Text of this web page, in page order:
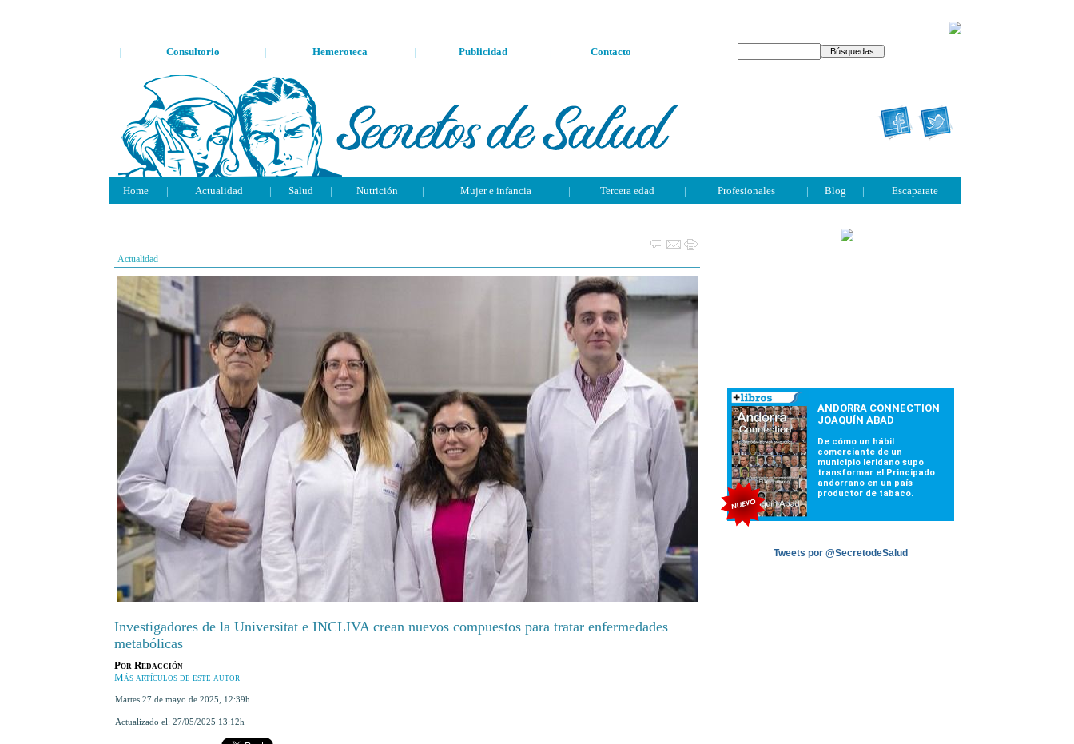
| Consultorio | Hemeroteca | Publicidad | Contacto
Home | Actualidad | Salud | Nutrición | Mujer e infancia | Tercera edad | Profesionales | Blog | Escaparate
Actualidad
Investigadores de la Universitat e INCLIVA crean nuevos compuestos para tratar enfermedades
metabólicas
Por Redacción
Más artículos de este autor
martes 27 de mayo de 2025 12:39h
Actualizado el: 27/05/2025 13:12h
Tweets por @SecretodeSalud